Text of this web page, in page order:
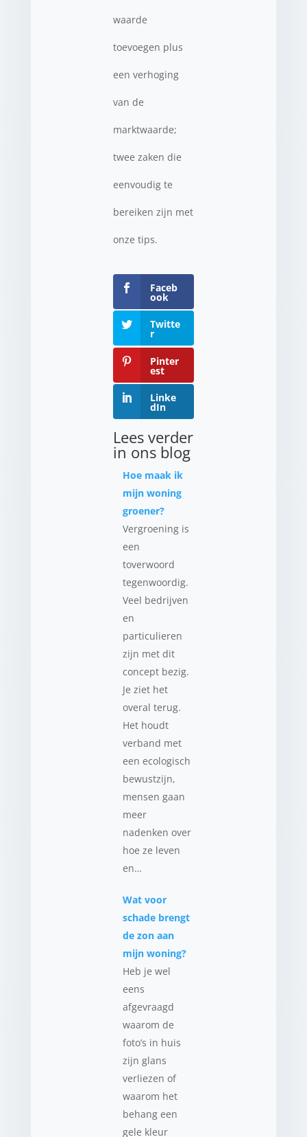
waarde
toevoegen plus
een verhoging
van de
marktwaarde;
twee zaken die
eenvoudig te
bereiken zijn met
onze tips.
Faceb
ook
Twitte
r
Pinter
est
Linke
dIn
Lees verder
in ons blog
Hoe maak ik
mijn woning
groener?
Vergroening is
een
toverwoord
tegenwoordig.
Veel bedrijven
en
particulieren
zijn met dit
concept bezig.
Je ziet het
overal terug.
Het houdt
verband met
een ecologisch
bewustzijn,
mensen gaan
meer
nadenken over
hoe ze leven
en…
Wat voor
schade brengt
de zon aan
mijn woning?
Heb je wel
eens
afgevraagd
waarom de
foto’s in huis
zijn glans
verliezen of
waarom het
behang een
gele kleur